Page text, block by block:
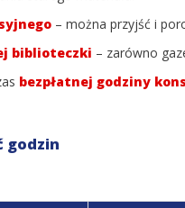
– można przyjść i
biblioteczki – zarówno
bezpłatnej godziny
godzin